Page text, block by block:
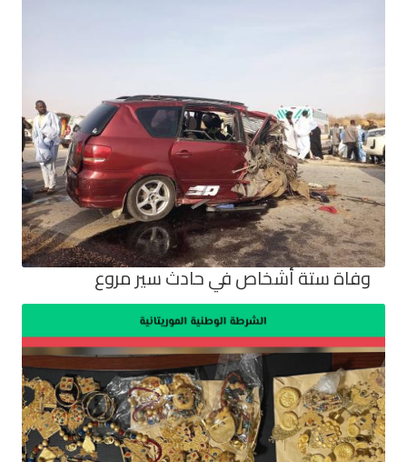
وفاة ستة أشخاص في حادث سير مروع